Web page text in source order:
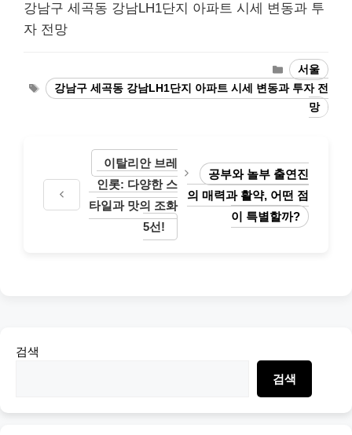
강남구 세곡동 강남LH1단지 아파트 시세 변동과 투
자 전망
Categories
서울
Tags강남구 세곡동 강남LH1단지 아파트 시세 변동과 투자 전
망
이탈리안 브레
인롯: 다양한 스
타일과 맛의 조화
5선!
공부와 놀부 출연진
의 매력과 활약, 어떤 점
이 특별할까?
검색
검색